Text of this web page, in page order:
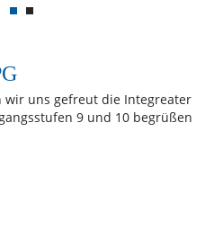
wir uns gefreut die Integreater
9 und 10 begrüßen